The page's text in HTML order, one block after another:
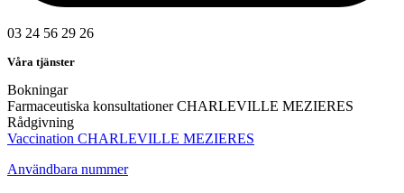
03 24 56 29 26
Våra tjänster
Bokningar
Farmaceutiska konsultationer CHARLEVILLE MEZIERES
Rådgivning
Vaccination CHARLEVILLE MEZIERES
Användbara nummer